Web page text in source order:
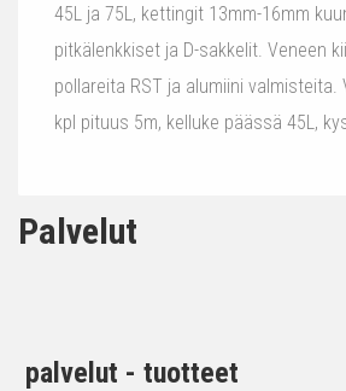
45L ja 75L, kettingit 13mm-16mm
pitkälenkkiset ja D-sakkelit. Veneen
pollareita RST ja alumiini valmisteita.
kpl pituus 5m, kelluke päässä 45L,
Palvelut
palvelut - tuotteet